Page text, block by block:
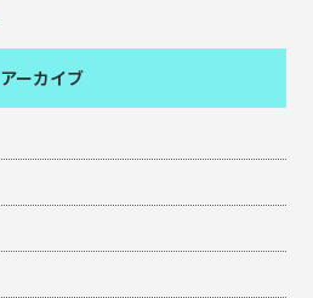
アーカイブ